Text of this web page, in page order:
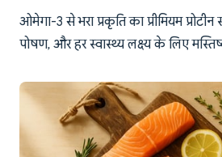
ओमेगा-3 से भरा प्रकृति का प्रीमियम
पोषण, और हर स्वास्थ्य लक्ष्य के लिए